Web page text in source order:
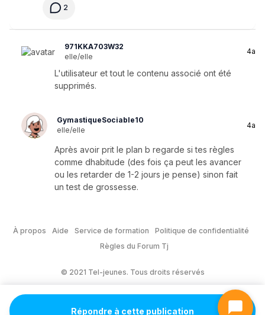
2
971KKA703W32
elle/elle
4a
L'utilisateur et tout le contenu associé ont été
supprimés.
GymastiqueSociable10
elle/elle
4a
Après avoir prit le plan b regarde si tes règles
comme dhabitude (des fois ça peut les avancer
ou les retarder de 1-2 jours je pense) sinon fait
un test de grossesse.
Répondre à cette publication
À propos Aide Service de formation
Politique de confidentialité
Règles du Forum Tj
© 2021 Tel-jeunes. Tous droits réservés